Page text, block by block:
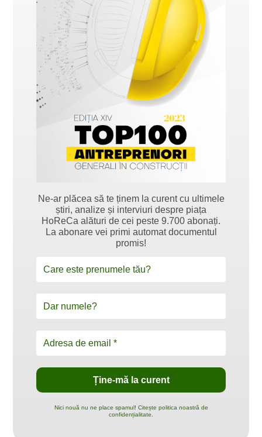
Ne-ar plăcea să te ținem la curent cu ultimele
știri, analize și interviuri despre piața
HoReCa alături de cei peste 9.700 abonați.
La abonare vei primi automat documentul
promis!
Nici nouă nu ne place spamul! Citește politica noastră de
confidențialitate.